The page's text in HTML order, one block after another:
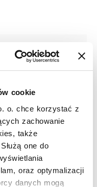
cookie
o. chce korzystać z
zachowanie
także
one do
oraz optymalizacji
danych mogą